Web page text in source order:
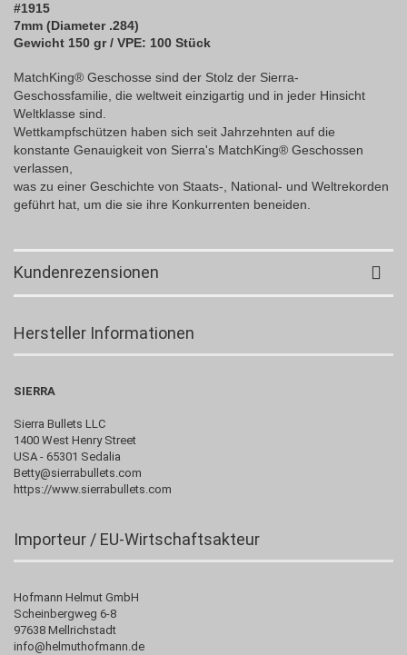
#1915
7mm (Diameter .284)
Gewicht 150 gr / VPE: 100 Stück
MatchKing® Geschosse sind der Stolz der Sierra-
Geschossfamilie, die weltweit einzigartig und in jeder Hinsicht
Weltklasse sind.
Wettkampfschützen haben sich seit Jahrzehnten auf die
konstante Genauigkeit von Sierra's MatchKing® Geschossen
verlassen,
was zu einer Geschichte von Staats-, National- und Weltrekorden
geführt hat, um die sie ihre Konkurrenten beneiden.
Kundenrezensionen
Hersteller Informationen
SIERRA
Sierra Bullets LLC
1400 West Henry Street
USA - 65301 Sedalia
Betty@sierrabullets.com
https://www.sierrabullets.com
Importeur / EU-Wirtschaftsakteur
Hofmann Helmut GmbH
Scheinbergweg 6-8
97638 Mellrichstadt
info@helmuthofmann.de